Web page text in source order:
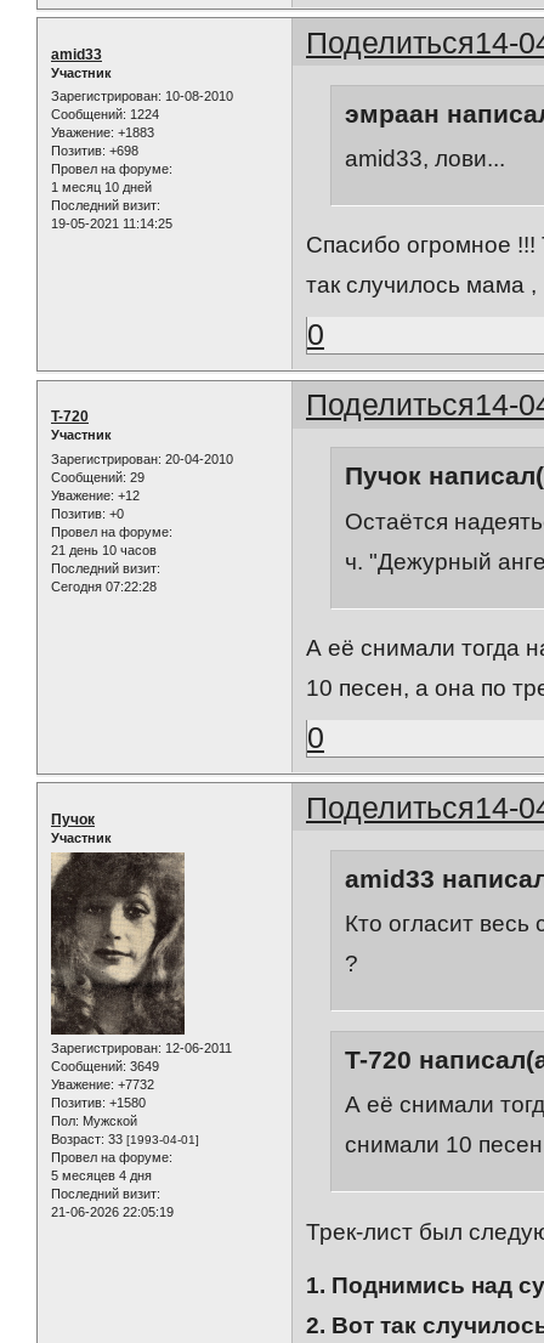
Поделиться14-
amid33
Участник
Зарегистрирован: 10-08-2010
Сообщений: 1224
Уважение: +1883
Позитив: +698
Провел на форуме:
1 месяц 10 дней
Последний визит:
19-05-2021 11:14:25
эмраан
amid33, лови...
Спасибо огромное
так случилось мама
0
Поделиться14-
T-720
Участник
Зарегистрирован: 20-04-2010
Сообщений: 29
Уважение: +12
Позитив: +0
Провел на форуме:
21 день 10 часов
Последний визит:
Сегодня 07:22:28
Пучок
Остаётся
ч. "Дежурный
А её снимали тогда
10 песен, а она по
0
Поделиться14-
Пучок
Участник
Зарегистрирован: 12-06-2011
Сообщений: 3649
Уважение: +7732
Позитив: +1580
Пол: Мужской
Возраст: 33 [1993-04-01]
Провел на форуме:
5 месяцев 4 дня
Последний визит:
21-06-2026 22:05:19
amid33
Кто огласит весь
?
T-720
А её снимали
снимали 10
Трек-лист был
1. Поднимись над
2. Вот так